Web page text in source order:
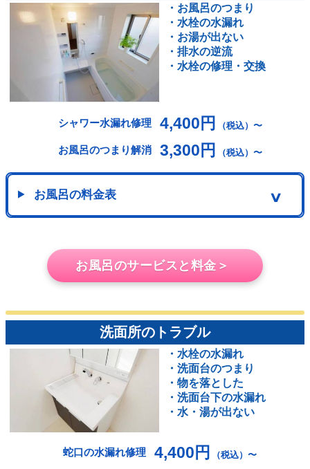
・お風呂のつまり
・水栓の水漏れ
・お湯が出ない
・排水の逆流
・水栓の修理・交換
シャワー水漏れ修理 4,400円 （税込）〜
お風呂のつまり解消 3,300円 （税込）〜
お風呂の料金表 ∨
お風呂のサービスと料金＞
洗面所のトラブル
・水栓の水漏れ
・洗面台のつまり
・物を落とした
・洗面台下の水漏れ
・水・湯が出ない
蛇口の水漏れ修理 4,400円 （税込）〜